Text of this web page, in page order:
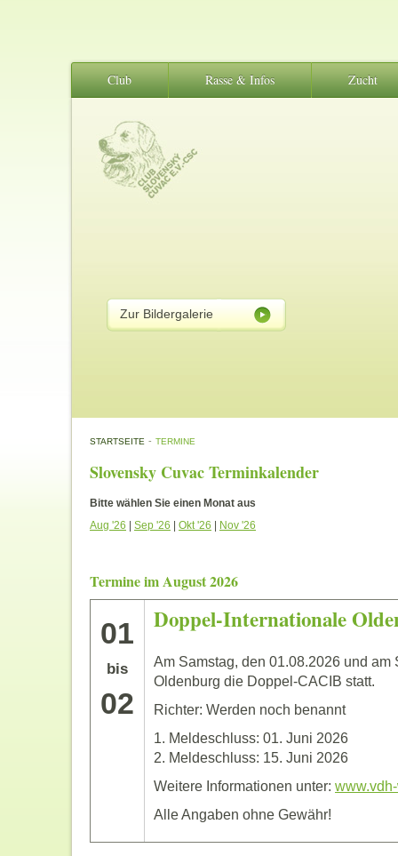
Club Rasse & Infos Zucht
Zur Bildergalerie
STARTSEITE - TERMINE
Slovensky Cuvac Terminkalender
Bitte wählen Sie einen Monat aus
Aug '26
Sep '26 Okt '26 Nov '26
Termine im August 2026
01
bis
02
Doppel-Internationale
Am Samstag, den 01.08.2026 und
Oldenburg die Doppel-CACIB statt.
Richter: Werden noch benannt
1. Meldeschluss: 01. Juni 2026
2. Meldeschluss: 15. Juni 2026
Weitere Informationen unter:
Alle Angaben ohne Gewähr!